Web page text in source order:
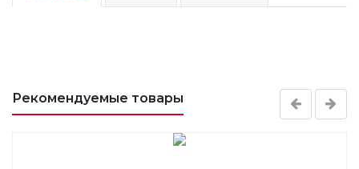
Рекомендуемые товары